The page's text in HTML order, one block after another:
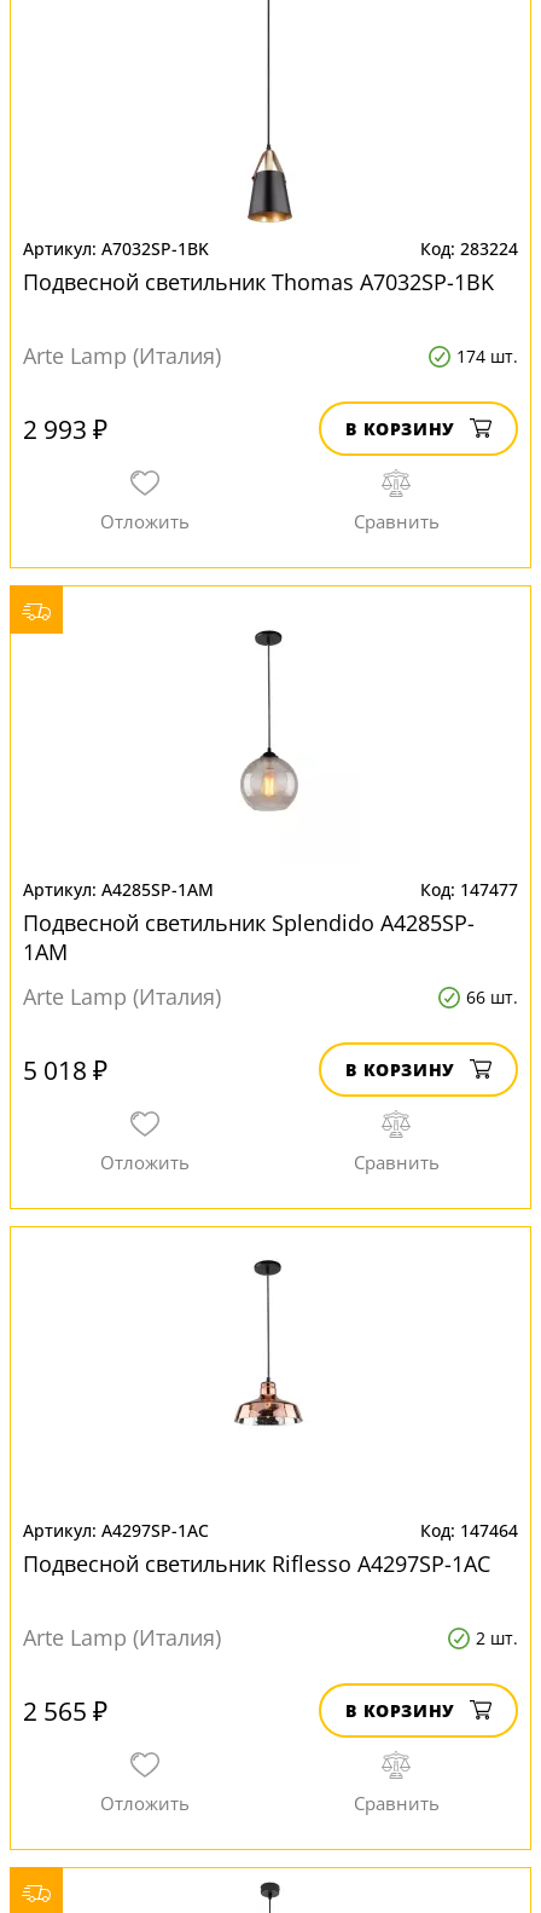
A7032SP-1BK 283224
Подвесной светильник Thomas A7032SP-1BK
Arte Lamp (Италия) 174 шт.
2 993 ₽ В КОРЗИНУ
A4285SP-1AM 147477
Подвесной светильник Splendido A4285SP-
1AM
Arte Lamp (Италия)
66 шт.
5 018 ₽ В КОРЗИНУ
A4297SP-1AC 147464
Подвесной светильник Riflesso A4297SP-1AC
Arte Lamp (Италия) 2 шт.
2 565 ₽ В КОРЗИНУ